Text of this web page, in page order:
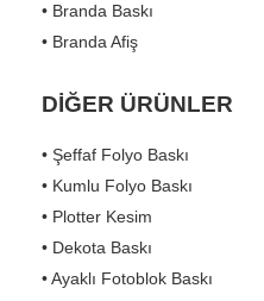
• Branda Baskı
• Branda Afiş
DİĞER ÜRÜNLER
• Şeffaf Folyo Baskı
• Kumlu Folyo Baskı
• Plotter Kesim
• Dekota Baskı
• Ayaklı Fotoblok Baskı